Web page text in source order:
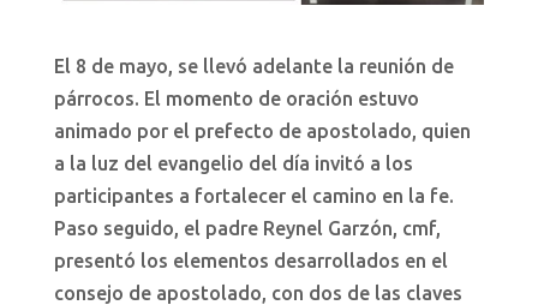
El 8 de mayo, se llevó adelante la reunión de
párrocos. El momento de oración estuvo
animado por el prefecto de apostolado, quien
a la luz del evangelio del día invitó a los
participantes a fortalecer el camino en la fe.
Paso seguido, el padre Reynel Garzón, cmf,
presentó los elementos desarrollados en el
consejo de apostolado, con dos de las claves